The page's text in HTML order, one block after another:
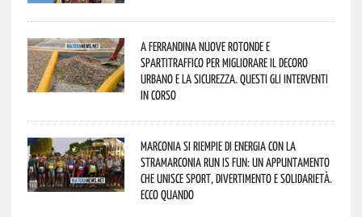
A Ferrandina nuove rotonde e
spartitraffico per migliorare il decoro
urbano e la sicurezza. Questi gli interventi
in corso
Marconia si riempie di energia con la
StraMarconia Run is Fun: un appuntamento
che unisce sport, divertimento e solidarietà.
Ecco quando